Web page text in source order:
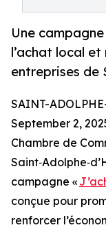
Une
l’achat local
entreprises de
SAINT-
September 2,
Chambre de
campagne «
conçue pour
renforcer